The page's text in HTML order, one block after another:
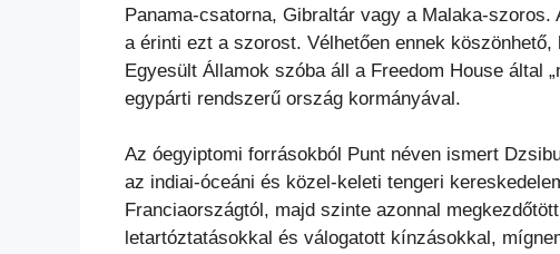
Panama-csatorna, Gibraltár vagy a Malaka-
a érinti ezt a szorost. Vélhetően ennek
Egyesült Államok szóba áll a Freedom House által
egypárti rendszerű ország kormányával.
Az óegyiptomi forrásokból Punt néven ismert
az indiai-óceáni és közel-keleti tengeri
Franciaországtól, majd szinte azonnal
letartóztatásokkal és válogatott kínzásokkal,